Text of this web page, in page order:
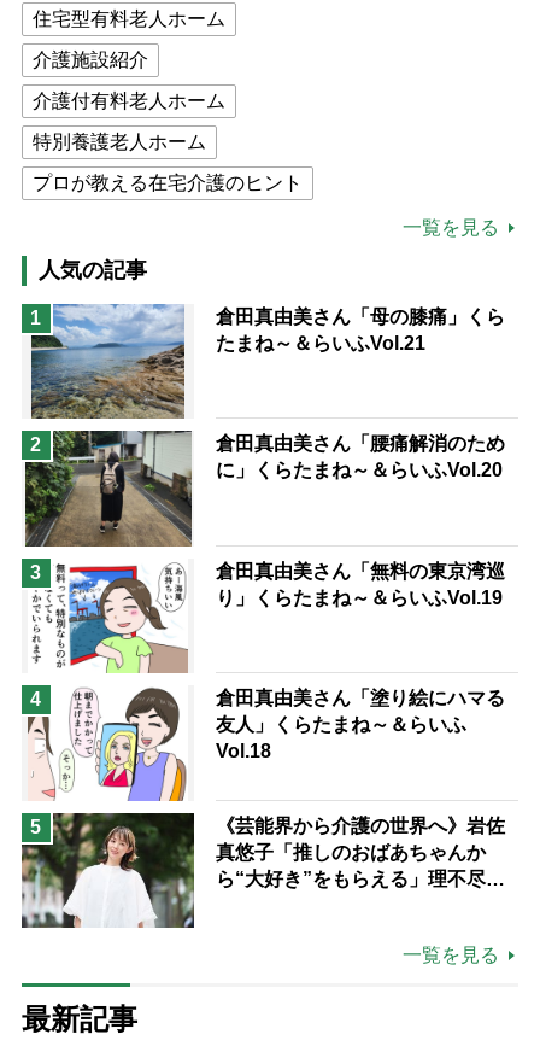
住宅型有料老人ホーム
介護施設紹介
介護付有料老人ホーム
特別養護老人ホーム
プロが教える在宅介護のヒント
高木ブー
ケアマネジャー
猫が母になつきません
息子の遠距離介護サバイバル術
兄がボケました
予防法
一覧を見る
人気の記事
1
倉田真由美さん「母の膝痛」くら
たまね～＆らいふVol.21
2
倉田真由美さん「腰痛解消のため
に」くらたまね～＆らいふVol.20
3
倉田真由美さん「無料の東京湾巡
り」くらたまね～＆らいふVol.19
4
倉田真由美さん「塗り絵にハマる
友人」くらたまね～＆らいふ
Vol.18
5
《芸能界から介護の世界へ》岩佐
真悠子「推しのおばあちゃんか
ら“大好き”をもらえる」理不尽さ
一覧を見る
最新記事